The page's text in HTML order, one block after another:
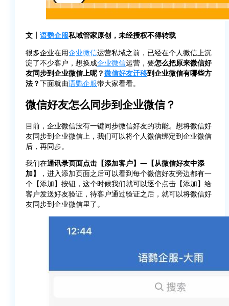
文丨 语鹦企服私域管家原创，未经授权不得转载
很多企业在用企业微信运营私域之前，已经在个人微信上沉
淀了不少客户，想换成企业微信运营，要怎么把原来微信好
友同步到企业微信上呢？微信好友迁移到企业微信有哪些方
法？下面就由语鹦企服带大家看看。
微信好友怎么同步到企业微信？
目前，企业微信没有一键同步微信好友的功能。想将微信好
友同步到企业微信上，我们可以将个人微信绑定到企业微信
后，再同步。
我们在通讯录页面点击【添加客户】—【从微信好友中添
加】
，进入添加页面之后可以看到每个微信好友旁边都有一
个【添加】按钮，这个时候我们就可以逐个点击【添加】给
客户发送好友验证，待客户通过验证之后，就可以将微信好
友同步到企业微信里了。